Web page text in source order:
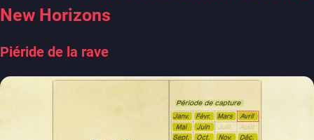
New Horizons
Piéride de la rave